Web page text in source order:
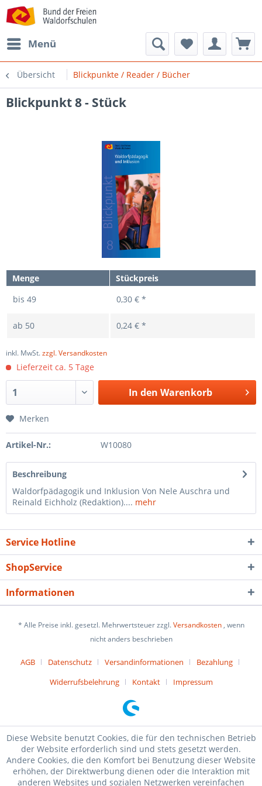
Menü
Übersicht Blickpunkte / Reader / Bücher
Blickpunkt 8 - Stück
Menge
Stückpreis
bis 49 0,30 € *
ab 50 0,24 € *
inkl. MwSt.zzgl. Versandkosten
Lieferzeit ca. 5 Tage
In den Warenkorb
Merken
Artikel-Nr.: W10080
Beschreibung
Waldorfpädagogik und Inklusion Von Nele Auschra und
Reinald Eichholz (Redaktion).... mehr
Service Hotline
ShopService
Informationen
* Alle Preise inkl. gesetzl. Mehrwertsteuer zzgl.Versandkosten, wenn
nicht anders beschrieben
AGB Datenschutz Versandinformationen
Bezahlung
Widerrufsbelehrung
Kontakt Impressum
Diese Website benutzt Cookies, die für den technischen Betrieb
der Website erforderlich sind und stets gesetzt werden.
Andere Cookies, die den Komfort bei Benutzung dieser Website
erhöhen, der Direktwerbung dienen oder die Interaktion mit
anderen Websites und sozialen Netzwerken vereinfachen